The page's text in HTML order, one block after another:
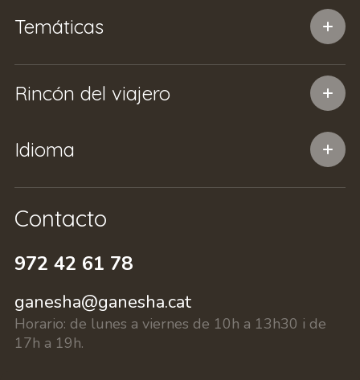
Temáticas
Rincón del viajero
Idioma
Contacto
972 42 61 78
ganesha@ganesha.cat
Horario: de lunes a viernes de 10h a 13h30 i de
17h a 19h.